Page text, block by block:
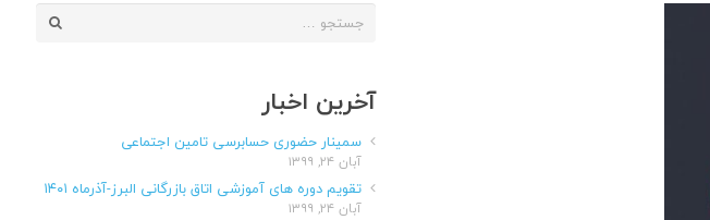
جستجو
آخرین اخبار
سمینار حضوری حسابرسی تامین اجتماعی
آبان ۲۴, ۱۳۹۹
تقویم دوره های آموزشی اتاق بازرگانی البرز-آذرماه ۱۴۰۱
آبان ۲۴, ۱۳۹۹